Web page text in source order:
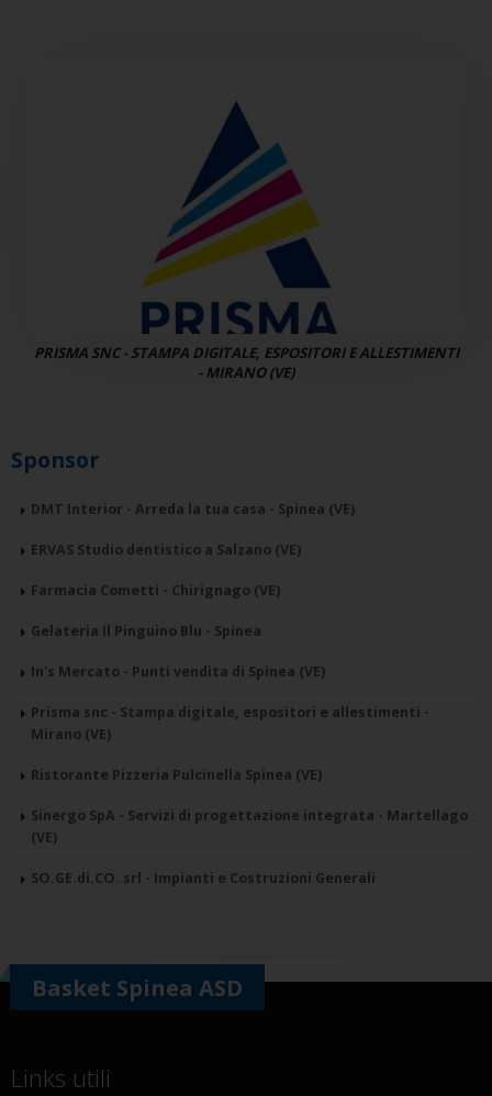
PRISMA SNC - STAMPA DIGITALE, ESPOSITORI E ALLESTIMENTI
- MIRANO (VE)
Sponsor
DMT Interior - Arreda la tua casa - Spinea (VE)
ERVAS Studio dentistico a Salzano (VE)
Farmacia Cometti - Chirignago (VE)
Gelateria Il Pinguino Blu - Spinea
In's Mercato - Punti vendita di Spinea (VE)
Prisma snc - Stampa digitale, espositori e allestimenti -
Mirano (VE)
Ristorante Pizzeria Pulcinella Spinea (VE)
Sinergo SpA - Servizi di progettazione integrata - Martellago
(VE)
SO.GE.di.CO. srl - Impianti e Costruzioni Generali
Basket Spinea ASD
Links utili